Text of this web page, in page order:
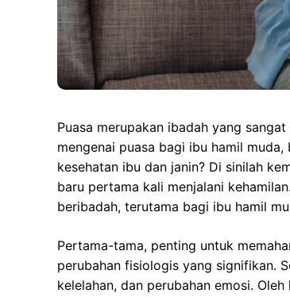
Puasa merupakan ibadah yang
mengenai puasa bagi ibu hamil
kesehatan ibu dan janin? Di sinilah
baru pertama kali menjalani
beribadah, terutama bagi ibu hamil
Pertama-tama, penting untuk
perubahan fisiologis yang signifikan.
kelelahan, dan perubahan emosi.